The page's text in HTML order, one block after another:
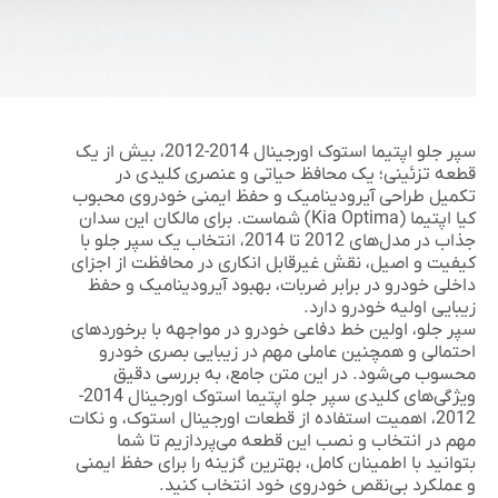
سپر جلو اپتیما استوک اورجینال 2014-2012
، بیش از یک
قطعه تزئینی؛ یک محافظ حیاتی و عنصری کلیدی در
تکمیل طراحی آیرودینامیک و حفظ ایمنی خودروی محبوب
کیا اپتیما (Kia Optima) شماست. برای مالکان این سدان
جذاب در مدل‌های 2012 تا 2014، انتخاب یک سپر جلو با
کیفیت و اصیل، نقش غیرقابل انکاری در محافظت از اجزای
داخلی خودرو در برابر ضربات، بهبود آیرودینامیک و حفظ
زیبایی اولیه خودرو دارد.
سپر جلو، اولین خط دفاعی خودرو در مواجهه با برخوردهای
احتمالی و همچنین عاملی مهم در زیبایی بصری خودرو
محسوب می‌شود. در این متن جامع، به بررسی دقیق
ویژگی‌های کلیدی
سپر جلو اپتیما استوک اورجینال 2014-
2012، اهمیت استفاده از قطعات اورجینال استوک، و نکات
مهم در انتخاب و نصب این قطعه می‌پردازیم تا شما
بتوانید با اطمینان کامل، بهترین گزینه را برای حفظ ایمنی
و عملکرد بی‌نقص خودروی خود انتخاب کنید.